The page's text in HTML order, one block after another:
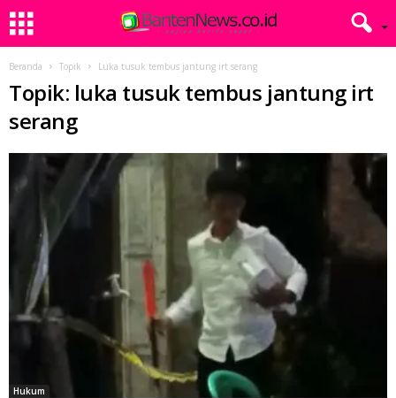
Beranda Topik Luka tusuk tembus jantung irt serang
Topik: luka tusuk tembus jantung irt
serang
Hukum